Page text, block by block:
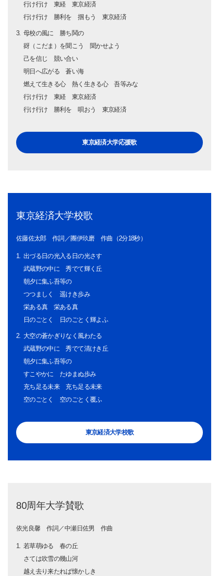
行け行け 東経 東京経済
行け行け 勝利を 掴もう 東京経済
母校の風に 勝ち鬨の
谺（こだま）を聞こう 聞かせよう
己を信じ 競い合い
明日へ広がる 蒼い海
燃えて生きる心 熱く生きる心 吾等みな
行け行け 東経 東京経済
行け行け 勝利を 唄おう 東京経済
東京経済大学応援歌
東京経済大学校歌
佐藤佐太郎 作詞／團伊玖磨 作曲（2分18秒）
出づる日の光入る日の光さす
武蔵野の中に 秀でて輝く丘
朝夕に集ふ吾等の
つつましく 遥けき歩み
栄ある真 栄ある真
日のごとく 日のごとく輝よふ
大空の蒼かぎりなく風わたる
武蔵野の中に 秀でて清けき丘
朝夕に集ふ吾等の
すこやかに たゆまぬ歩み
充ち足る未来 充ち足る未来
空のごとく 空のごとく覆ふ
東京経済大学校歌
80周年大学賛歌
依光良馨 作詞／中瀬日佐男 作曲
若草萌ゆる 春の丘
さては吹雪の幾山河
越え去り来たれば懐かしき